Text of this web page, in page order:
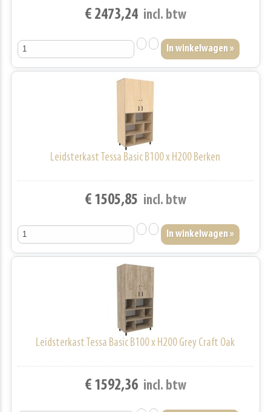
€ 2473,24 incl. btw
Leidsterkast Tessa Basic B100 x H200 Berken
€ 1505,85 incl. btw
Leidsterkast Tessa Basic B100 x H200 Grey Craft Oak
€ 1592,36 incl. btw